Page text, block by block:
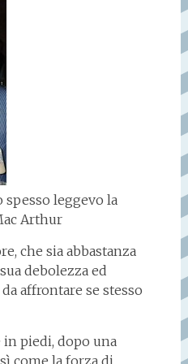
leggevo la
Arthur
che sia abbastanza
debolezza ed
affrontare se stesso
in piedi, dopo una